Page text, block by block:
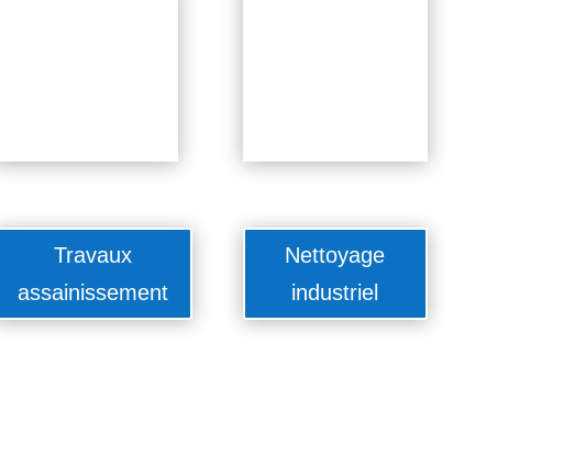
Travaux
assainissement
Nettoyage
industriel